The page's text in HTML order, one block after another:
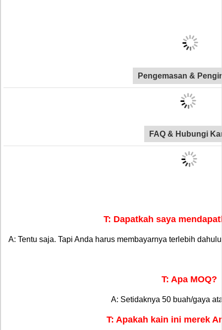
Pengemasan &
FAQ & Hubungi
T: Dapatkah saya
A: Tentu saja. Tapi Anda harus membayarnya terlebih
T: Apa MOQ?
A: Setidaknya 50 buah/gaya
T: Apakah kain ini merek